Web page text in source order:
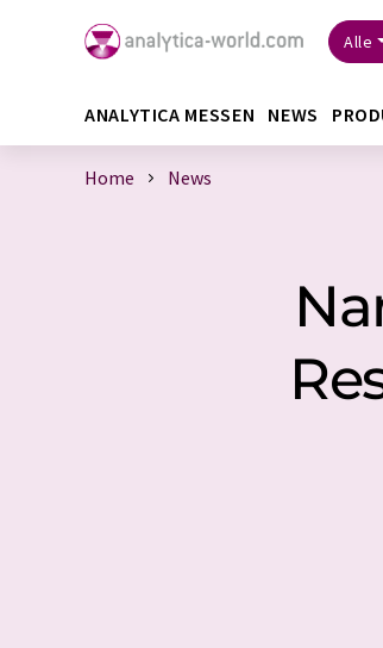
Alle
ANALYTICA MESSEN NEWS
Home News